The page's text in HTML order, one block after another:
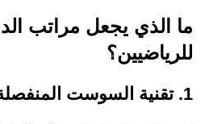
ما الذي يجعل مراتب
للرياضيين؟
1. تقنية السوست المنفصلة (بوكت كويل)